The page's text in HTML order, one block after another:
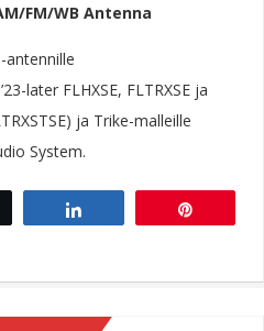
FM/WB Antenna
antennille
later FLHXSE, FLTRXSE ja
ja Trike-malleille
System.